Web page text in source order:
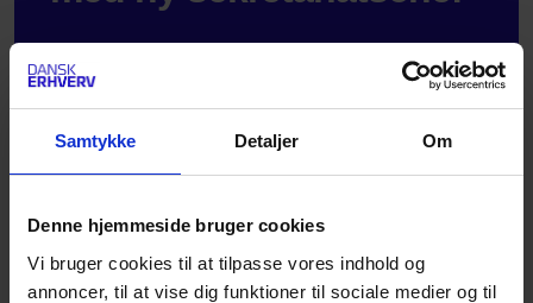
Samtykke Detaljer Om
Denne hjemmeside bruger cookies
Vi bruger cookies til at tilpasse vores indhold og
annoncer, til at vise dig funktioner til sociale medier og til